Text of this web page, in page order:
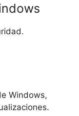
Windows,